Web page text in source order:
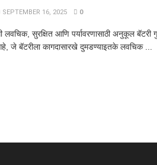
SEPTEMBER 16, 2025 0
लवचिक, सुरक्षित आणि पर्यावरणासाठी अनुकूल
जे बॅटरीला कागदासारखे दुमडण्याइतके लवचिक ...